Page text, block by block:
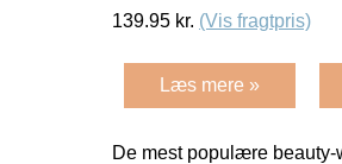
139.95 kr. (Vis fragtpris)
Læs mere »
De mest populære